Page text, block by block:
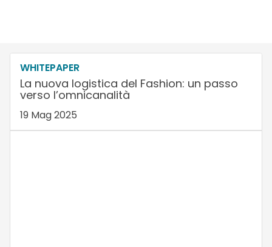
WHITEPAPER
La nuova logistica del Fashion: un passo
verso l’omnicanalità
19 Mag 2025